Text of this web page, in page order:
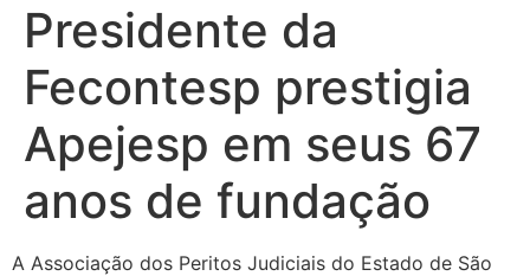
Presidente da
Fecontesp prestigia
Apejesp em seus 67
anos de fundação
A Associação dos Peritos Judiciais do Estado de São